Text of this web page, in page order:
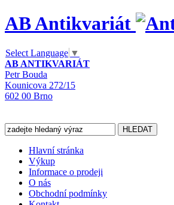
AB Antikvariát
Select Language ▼
AB ANTIKVARIÁT
Petr Bouda
Kounicova 272/15
602 00 Brno
Hlavní stránka
Výkup
Informace o prodeji
O nás
Obchodní podmínky